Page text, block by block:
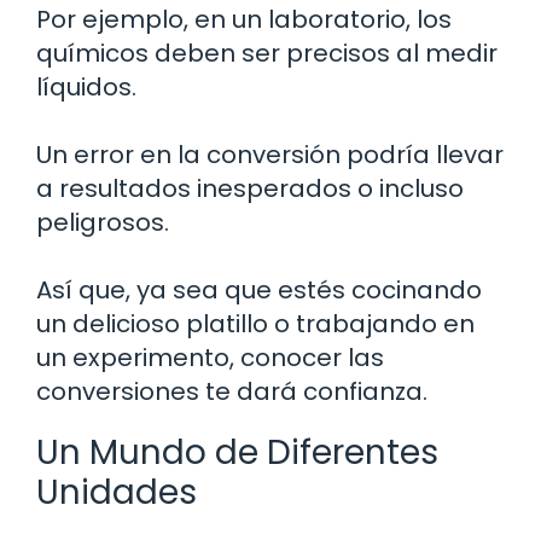
Por ejemplo, en un laboratorio, los
químicos deben ser precisos al medir
líquidos.
Un error en la conversión podría llevar
a resultados inesperados o incluso
peligrosos.
Así que, ya sea que estés cocinando
un delicioso platillo o trabajando en
un experimento, conocer las
conversiones te dará confianza.
Un Mundo de Diferentes
Unidades